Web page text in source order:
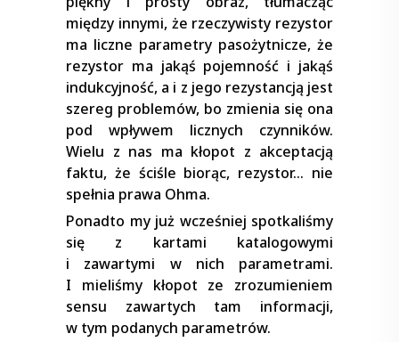
między innymi, że rzeczywisty rezystor
ma liczne parametry pasożytnicze, że
rezystor ma jakąś pojemność i jakąś
indukcyjność, a i z jego rezystancją jest
szereg problemów, bo zmienia się ona
pod wpływem licznych czynników.
Wielu z nas ma kłopot z akceptacją
faktu, że ściśle biorąc, rezystor… nie
spełnia prawa Ohma.
Ponadto my już wcześniej spotkaliśmy
się z kartami katalogowymi
i zawartymi w nich parametrami.
I mieliśmy kłopot ze zrozumieniem
sensu zawartych tam informacji,
w tym podanych parametrów.